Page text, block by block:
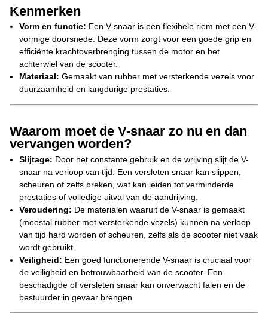
Kenmerken
Vorm en functie: Een V-snaar is een flexibele riem met een V-
vormige doorsnede. Deze vorm zorgt voor een goede grip en
efficiënte krachtoverbrenging tussen de motor en het
achterwiel van de scooter.
Materiaal: Gemaakt van rubber met versterkende vezels voor
duurzaamheid en langdurige prestaties.
Waarom moet de V-snaar zo nu en dan
vervangen worden?
Slijtage: Door het constante gebruik en de wrijving slijt de V-
snaar na verloop van tijd. Een versleten snaar kan slippen,
scheuren of zelfs breken, wat kan leiden tot verminderde
prestaties of volledige uitval van de aandrijving.
Veroudering: De materialen waaruit de V-snaar is gemaakt
(meestal rubber met versterkende vezels) kunnen na verloop
van tijd hard worden of scheuren, zelfs als de scooter niet vaak
wordt gebruikt.
Veiligheid: Een goed functionerende V-snaar is cruciaal voor
de veiligheid en betrouwbaarheid van de scooter. Een
beschadigde of versleten snaar kan onverwacht falen en de
bestuurder in gevaar brengen.